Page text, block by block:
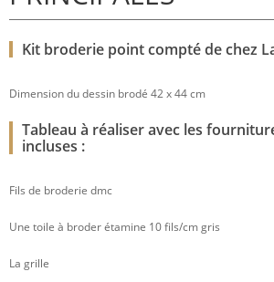
Kit broderie point compté de chez
Dimension du dessin brodé 42 x 44 cm
Tableau à réaliser avec les
incluses :
Fils de broderie dmc
Une toile à broder étamine 10 fils/cm gris
La grille